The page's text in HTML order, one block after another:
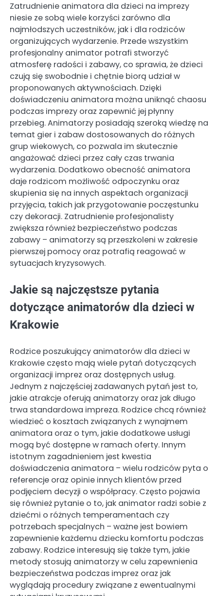
Zatrudnienie animatora dla dzieci na imprezy
niesie ze sobą wiele korzyści zarówno dla
najmłodszych uczestników, jak i dla rodziców
organizujących wydarzenie. Przede wszystkim
profesjonalny animator potrafi stworzyć
atmosferę radości i zabawy, co sprawia, że dzieci
czują się swobodnie i chętnie biorą udział w
proponowanych aktywnościach. Dzięki
doświadczeniu animatora można uniknąć chaosu
podczas imprezy oraz zapewnić jej płynny
przebieg. Animatorzy posiadają szeroką wiedzę na
temat gier i zabaw dostosowanych do różnych
grup wiekowych, co pozwala im skutecznie
angażować dzieci przez cały czas trwania
wydarzenia. Dodatkowo obecność animatora
daje rodzicom możliwość odpoczynku oraz
skupienia się na innych aspektach organizacji
przyjęcia, takich jak przygotowanie poczęstunku
czy dekoracji. Zatrudnienie profesjonalisty
zwiększa również bezpieczeństwo podczas
zabawy – animatorzy są przeszkoleni w zakresie
pierwszej pomocy oraz potrafią reagować w
sytuacjach kryzysowych.
Jakie są najczęstsze pytania
dotyczące animatorów dla dzieci w
Krakowie
Rodzice poszukujący animatorów dla dzieci w
Krakowie często mają wiele pytań dotyczących
organizacji imprez oraz dostępnych usług.
Jednym z najczęściej zadawanych pytań jest to,
jakie atrakcje oferują animatorzy oraz jak długo
trwa standardowa impreza. Rodzice chcą również
wiedzieć o kosztach związanych z wynajmem
animatora oraz o tym, jakie dodatkowe usługi
mogą być dostępne w ramach oferty. Innym
istotnym zagadnieniem jest kwestia
doświadczenia animatora – wielu rodziców pyta o
referencje oraz opinie innych klientów przed
podjęciem decyzji o współpracy. Często pojawia
się również pytanie o to, jak animator radzi sobie z
dziećmi o różnych temperamentach czy
potrzebach specjalnych – ważne jest bowiem
zapewnienie każdemu dziecku komfortu podczas
zabawy. Rodzice interesują się także tym, jakie
metody stosują animatorzy w celu zapewnienia
bezpieczeństwa podczas imprez oraz jak
wyglądają procedury związane z ewentualnymi